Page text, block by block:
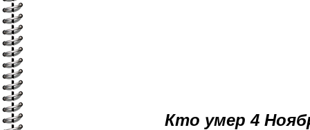
Кто умер 4